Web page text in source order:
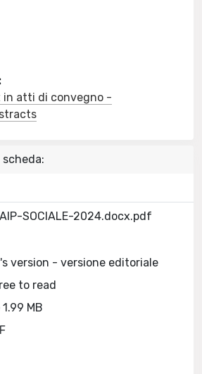
in atti di convegno -
SOCIALE-2024.docx.pdf
version - versione editoriale
to read
MB